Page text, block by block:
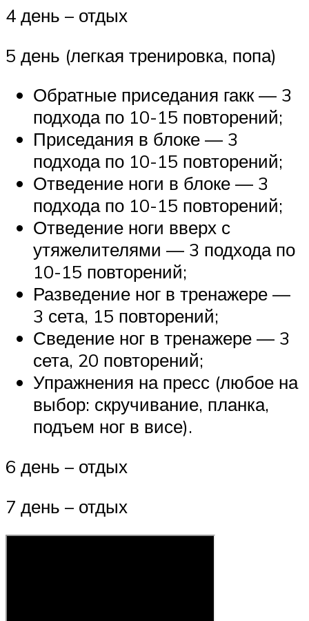
4 день – отдых
5 день (легкая тренировка, попа)
Обратные приседания гакк — 3
подхода по 10-15 повторений;
Приседания в блоке — 3
подхода по 10-15 повторений;
Отведение ноги в блоке — 3
подхода по 10-15 повторений;
Отведение ноги вверх с
утяжелителями — 3 подхода по
10-15 повторений;
Разведение ног в тренажере —
3 сета, 15 повторений;
Сведение ног в тренажере — 3
сета, 20 повторений;
Упражнения на пресс (любое на
выбор: скручивание, планка,
подъем ног в висе).
6 день – отдых
7 день – отдых